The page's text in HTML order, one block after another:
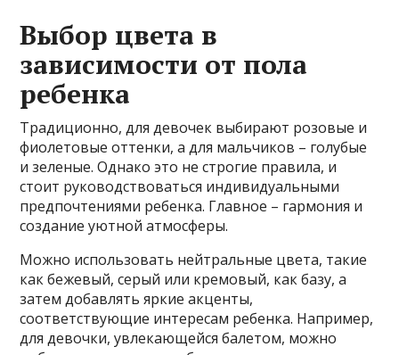
Выбор цвета в
зависимости от пола
ребенка
Традиционно, для девочек выбирают розовые и
фиолетовые оттенки, а для мальчиков – голубые
и зеленые. Однако это не строгие правила, и
стоит руководствоваться индивидуальными
предпочтениями ребенка. Главное – гармония и
создание уютной атмосферы.
Можно использовать нейтральные цвета, такие
как бежевый, серый или кремовый, как базу, а
затем добавлять яркие акценты,
соответствующие интересам ребенка. Например,
для девочки, увлекающейся балетом, можно